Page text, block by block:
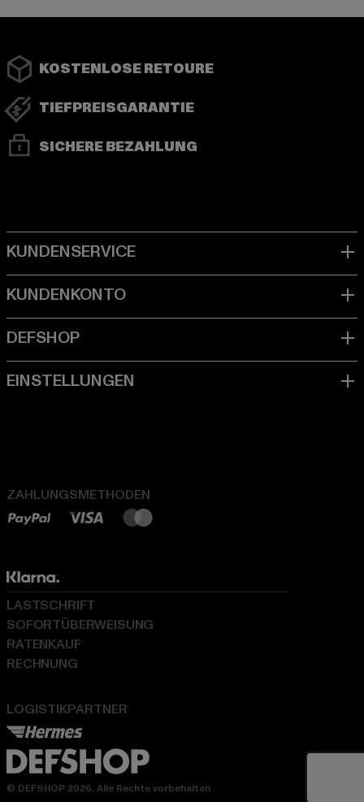
KOSTENLOSE RETOURE
TIEFPREISGARANTIE
SICHERE BEZAHLUNG
ZAHLUNGSMETHODEN
LOGISTIKPARTNER
LASTSCHRIFT
SOFORTÜBERWEISUNG
RATENKAUF
RECHNUNG
© DEFSHOP 2026. Alle Rechte vorbehalten